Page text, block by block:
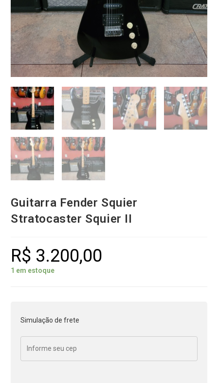
Guitarra Fender Squier
Stratocaster Squier II
R$ 3.200,00
1 em estoque
Simulação de frete